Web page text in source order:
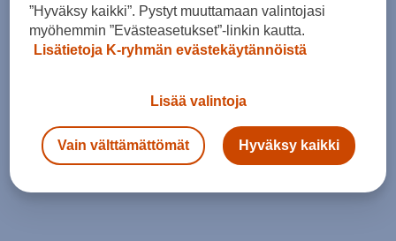
”Hyväksy kaikki”. Pystyt muuttamaan valintojasi
myöhemmin ”Evästeasetukset”-linkin kautta.
Lisätietoja K-ryhmän evästekäytännöistä
Lisää valintoja
Vain välttämättömät Hyväksy kaikki